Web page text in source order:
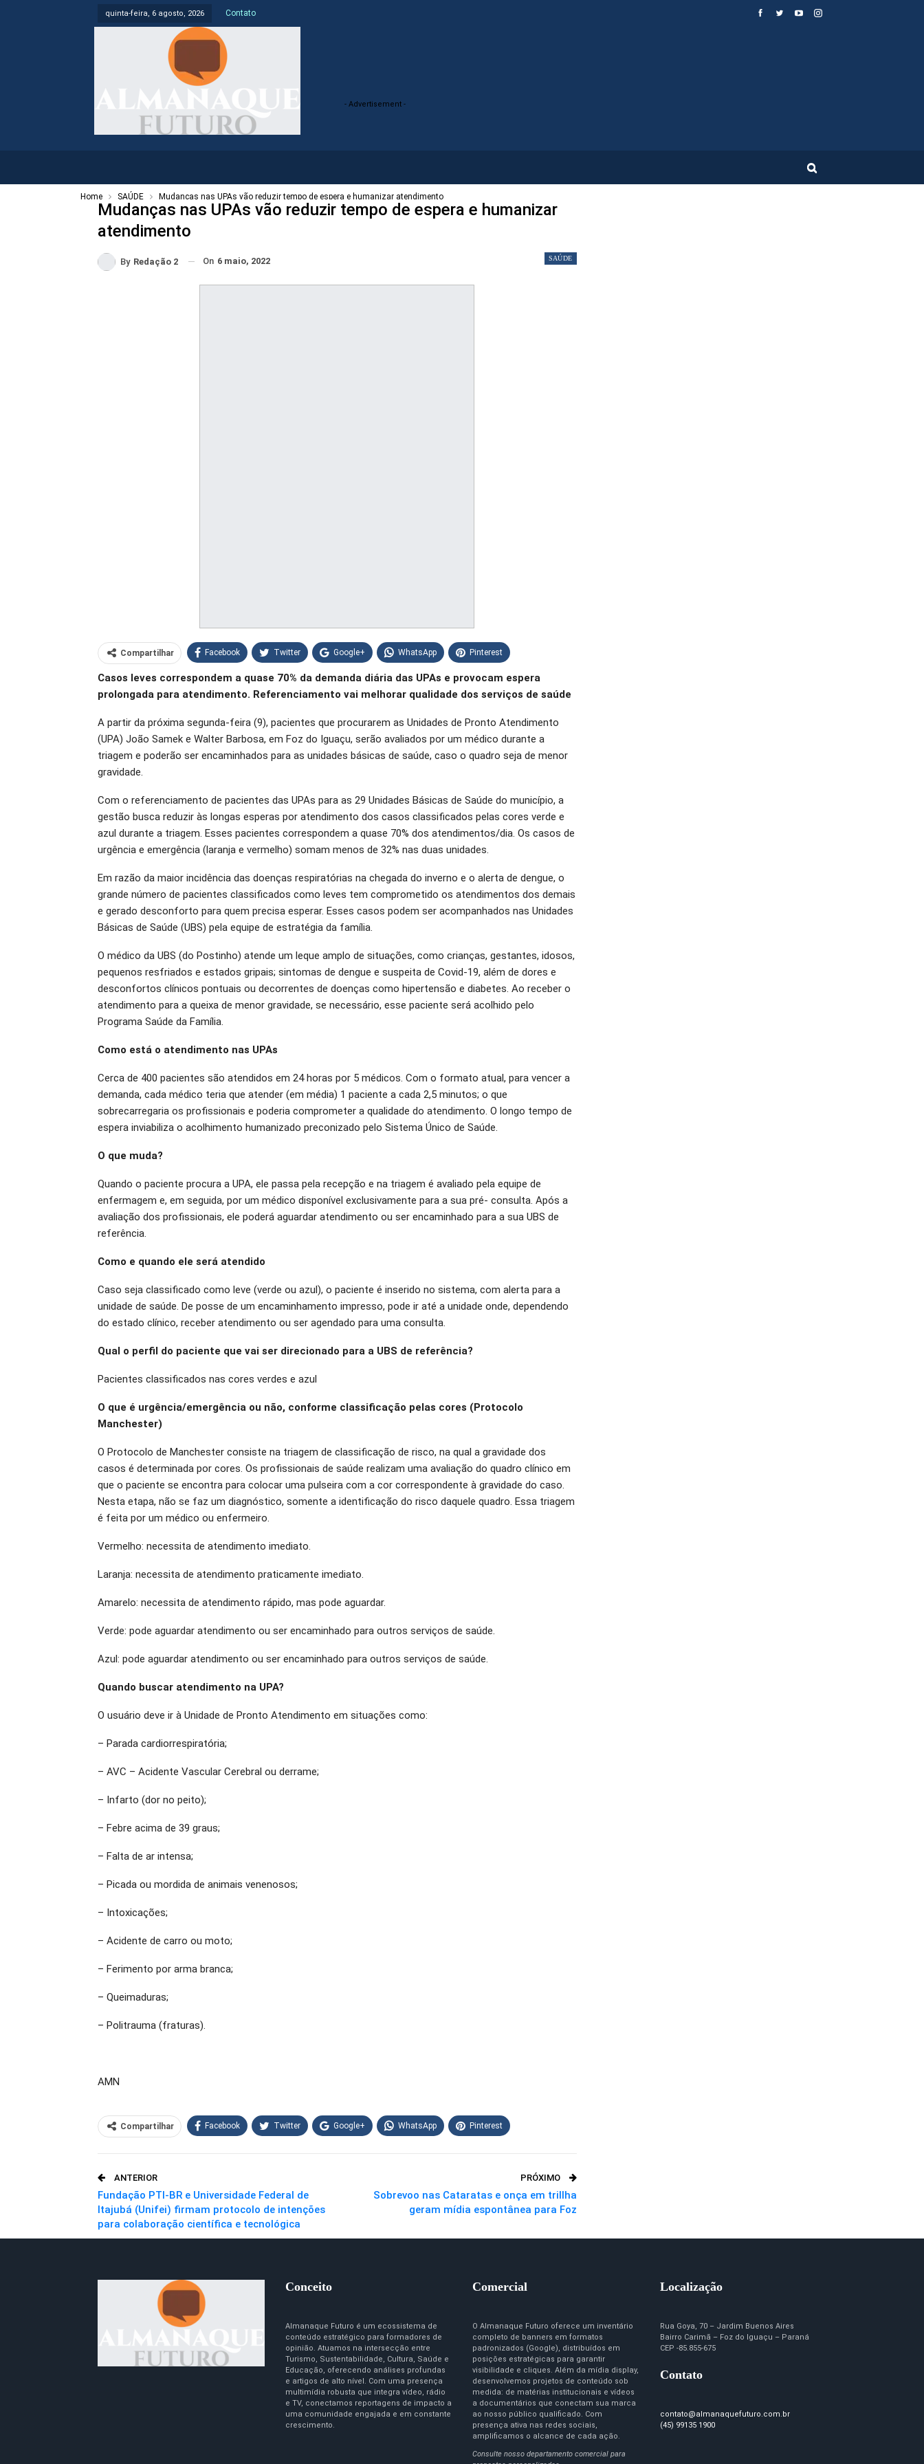
quinta-feira, 6 agosto, 2026 Contato
- Advertisement -
Home SAÚDE Mudanças nas UPAs vão reduzir tempo de espera e humanizar atendimento
Mudanças nas UPAs vão reduzir tempo de espera e humanizar
atendimento
SAÚDE
By Redação 2 On 6 maio, 2022
Compartilhar Facebook Twitter Google+ WhatsApp Pinterest
O email
Casos leves correspondem a quase 70% da demanda diária das UPAs e provocam espera
prolongada para atendimento. Referenciamento vai melhorar qualidade dos serviços de saúde
A partir da próxima segunda-feira (9), pacientes que procurarem as Unidades de Pronto Atendimento
(UPA) João Samek e Walter Barbosa, em Foz do Iguaçu, serão avaliados por um médico durante a
triagem e poderão ser encaminhados para as unidades básicas de saúde, caso o quadro seja de menor
gravidade.
Com o referenciamento de pacientes das UPAs para as 29 Unidades Básicas de Saúde do município, a
gestão busca reduzir às longas esperas por atendimento dos casos classificados pelas cores verde e
azul durante a triagem. Esses pacientes correspondem a quase 70% dos atendimentos/dia. Os casos de
urgência e emergência (laranja e vermelho) somam menos de 32% nas duas unidades.
Em razão da maior incidência das doenças respiratórias na chegada do inverno e o alerta de dengue, o
grande número de pacientes classificados como leves tem comprometido os atendimentos dos demais
e gerado desconforto para quem precisa esperar. Esses casos podem ser acompanhados nas Unidades
Básicas de Saúde (UBS) pela equipe de estratégia da família.
O médico da UBS (do Postinho) atende um leque amplo de situações, como crianças, gestantes, idosos,
pequenos resfriados e estados gripais; sintomas de dengue e suspeita de Covid-19, além de dores e
desconfortos clínicos pontuais ou decorrentes de doenças como hipertensão e diabetes. Ao receber o
atendimento para a queixa de menor gravidade, se necessário, esse paciente será acolhido pelo
Programa Saúde da Família.
Como está o atendimento nas UPAs
Cerca de 400 pacientes são atendidos em 24 horas por 5 médicos. Com o formato atual, para vencer a
demanda, cada médico teria que atender (em média) 1 paciente a cada 2,5 minutos; o que
sobrecarregaria os profissionais e poderia comprometer a qualidade do atendimento. O longo tempo de
espera inviabiliza o acolhimento humanizado preconizado pelo Sistema Único de Saúde.
O que muda?
Quando o paciente procura a UPA, ele passa pela recepção e na triagem é avaliado pela equipe de
enfermagem e, em seguida, por um médico disponível exclusivamente para a sua pré- consulta. Após a
avaliação dos profissionais, ele poderá aguardar atendimento ou ser encaminhado para a sua UBS de
referência.
Como e quando ele será atendido
Caso seja classificado como leve (verde ou azul), o paciente é inserido no sistema, com alerta para a
unidade de saúde. De posse de um encaminhamento impresso, pode ir até a unidade onde, dependendo
do estado clínico, receber atendimento ou ser agendado para uma consulta.
Qual o perfil do paciente que vai ser direcionado para a UBS de referência?
Pacientes classificados nas cores verdes e azul
O que é urgência/emergência ou não, conforme classificação pelas cores (Protocolo
Manchester)
O Protocolo de Manchester consiste na triagem de classificação de risco, na qual a gravidade dos
casos é determinada por cores. Os profissionais de saúde realizam uma avaliação do quadro clínico em
que o paciente se encontra para colocar uma pulseira com a cor correspondente à gravidade do caso.
Nesta etapa, não se faz um diagnóstico, somente a identificação do risco daquele quadro. Essa triagem
é feita por um médico ou enfermeiro.
Vermelho: necessita de atendimento imediato.
Laranja: necessita de atendimento praticamente imediato.
Amarelo: necessita de atendimento rápido, mas pode aguardar.
Verde: pode aguardar atendimento ou ser encaminhado para outros serviços de saúde.
Azul: pode aguardar atendimento ou ser encaminhado para outros serviços de saúde.
Quando buscar atendimento na UPA?
O usuário deve ir à Unidade de Pronto Atendimento em situações como:
– Parada cardiorrespiratória;
– AVC – Acidente Vascular Cerebral ou derrame;
– Infarto (dor no peito);
– Febre acima de 39 graus;
– Falta de ar intensa;
– Picada ou mordida de animais venenosos;
– Intoxicações;
– Acidente de carro ou moto;
– Ferimento por arma branca;
– Queimaduras;
– Politrauma (fraturas).
AMN
Compartilhar Facebook Twitter Google+ WhatsApp Pinterest
ANTERIOR
Fundação PTI-BR e Universidade Federal de
Itajubá (Unifei) firmam protocolo de intenções
para colaboração científica e tecnológica
PRÓXIMO
Sobrevoo nas Cataratas e onça em trillha
geram mídia espontânea para Foz
Conceito
Almanaque Futuro é um ecossistema de
conteúdo estratégico para formadores de
opinião. Atuamos na intersecção entre
Turismo, Sustentabilidade, Cultura, Saúde e
Educação, oferecendo análises profundas
e artigos de alto nível. Com uma presença
multimídia robusta que integra vídeo, rádio
e TV, conectamos reportagens de impacto a
uma comunidade engajada e em constante
crescimento.
Comercial
O Almanaque Futuro oferece um inventário
completo de banners em formatos
padronizados (Google), distribuídos em
posições estratégicas para garantir
visibilidade e cliques. Além da mídia display,
desenvolvemos projetos de conteúdo sob
medida: de matérias institucionais e vídeos
a documentários que conectam sua marca
ao nosso público qualificado. Com
presença ativa nas redes sociais,
amplificamos o alcance de cada ação.
Consulte nosso departamento comercial para
Localização
Rua Goya, 70 – Jardim Buenos Aires
Bairro Carimã – Foz do Iguaçu – Paraná
CEP -85.855-675
Contato
contato@almanaquefuturo.com.br
(45) 99135 1900